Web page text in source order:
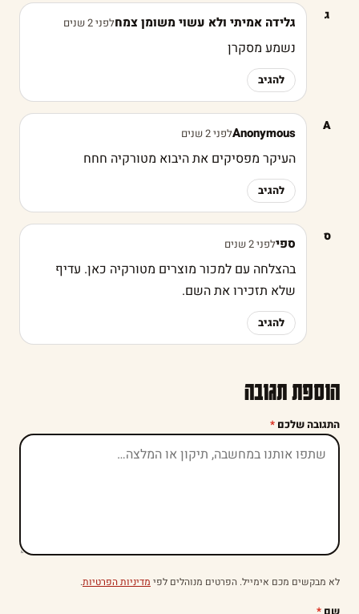
ג גלידה אמיתי ולא עשוי משומן צמחלפני 2 שנים
נשמע מסקרן
להגיב
A
Anonymousלפני 2 שנים
העיקר מפסיקים את היבוא מטורקיה חחח
להגיב
ס ספילפני 2 שנים
בהצלחה עם למכור מוצרים מטורקיה כאן. עדיף
שלא תזכירו את השם.
להגיב
הוספת תגובה
התגובה שלכם *
לא מבקשים מכם אימייל. הפרטים מנוהלים לפי מדיניות הפרטיות.